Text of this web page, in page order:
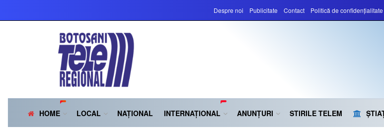
Despre noi Publicitate Contact Politică de confidențialitate
HOME LOCAL NAȚIONAL INTERNAȚIONAL ANUNȚURI STIRILE TELEM